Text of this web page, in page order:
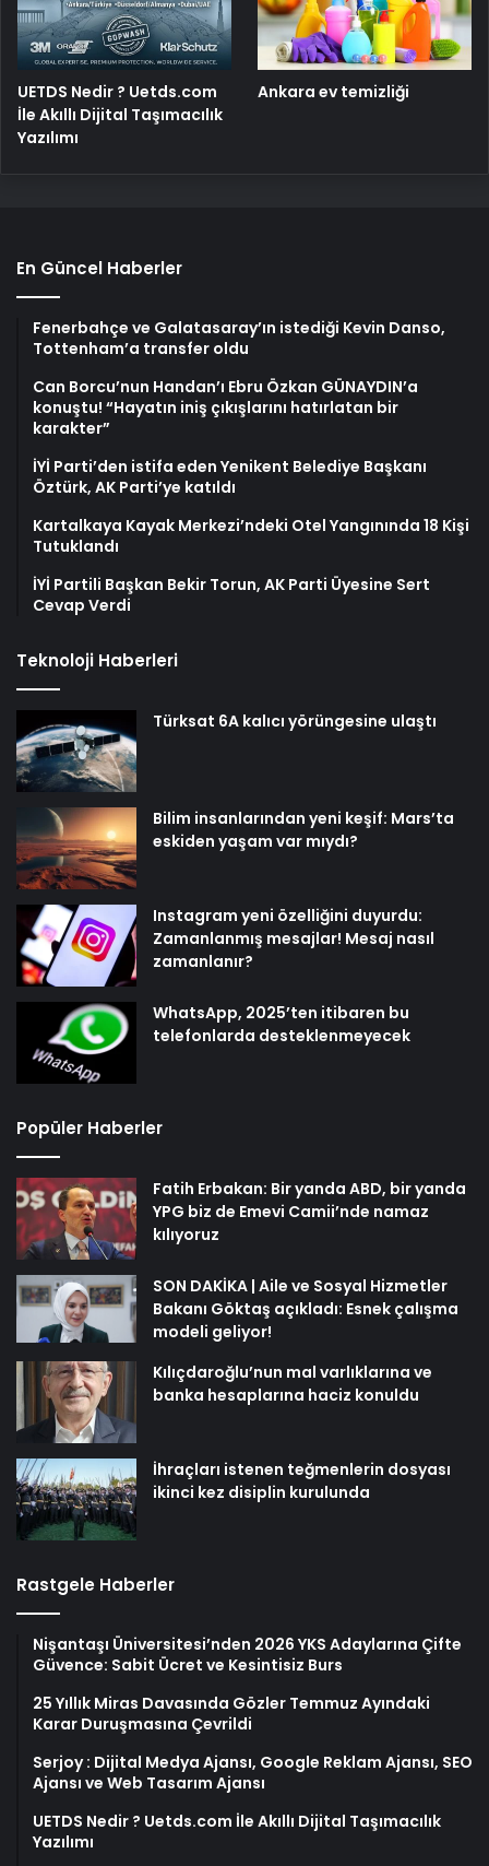
UETDS Nedir ? Uetds.com
İle Akıllı Dijital Taşımacılık
Yazılımı
Ankara ev temizliği
En Güncel Haberler
Fenerbahçe ve Galatasaray’ın istediği Kevin Danso,
Tottenham’a transfer oldu
Can Borcu’nun Handan’ı Ebru Özkan GÜNAYDIN’a
konuştu! “Hayatın iniş çıkışlarını hatırlatan bir
karakter”
İYİ Parti’den istifa eden Yenikent Belediye Başkanı
Öztürk, AK Parti’ye katıldı
Kartalkaya Kayak Merkezi’ndeki Otel Yangınında 18 Kişi
Tutuklandı
İYİ Partili Başkan Bekir Torun, AK Parti Üyesine Sert
Cevap Verdi
Teknoloji Haberleri
Türksat 6A kalıcı yörüngesine ulaştı
Bilim insanlarından yeni keşif: Mars’ta
eskiden yaşam var mıydı?
Instagram yeni özelliğini duyurdu:
Zamanlanmış mesajlar! Mesaj nasıl
zamanlanır?
WhatsApp, 2025’ten itibaren bu
telefonlarda desteklenmeyecek
Popüler Haberler
Fatih Erbakan: Bir yanda ABD, bir yanda
YPG biz de Emevi Camii’nde namaz
kılıyoruz
SON DAKİKA | Aile ve Sosyal Hizmetler
Bakanı Göktaş açıkladı: Esnek çalışma
modeli geliyor!
Kılıçdaroğlu’nun mal varlıklarına ve
banka hesaplarına haciz konuldu
İhraçları istenen teğmenlerin dosyası
ikinci kez disiplin kurulunda
Rastgele Haberler
Nişantaşı Üniversitesi’nden 2026 YKS Adaylarına Çifte
Güvence: Sabit Ücret ve Kesintisiz Burs
25 Yıllık Miras Davasında Gözler Temmuz Ayındaki
Karar Duruşmasına Çevrildi
Serjoy : Dijital Medya Ajansı, Google Reklam Ajansı, SEO
Ajansı ve Web Tasarım Ajansı
UETDS Nedir ? Uetds.com İle Akıllı Dijital Taşımacılık
Yazılımı